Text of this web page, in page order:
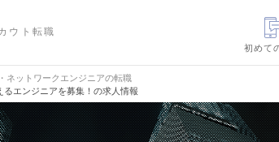
ウト転職
初めて
ネットワークエンジニアの転職
るエンジニアを募集！の求人情報